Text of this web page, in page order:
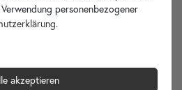
-
personenbezogener
.
akzeptieren